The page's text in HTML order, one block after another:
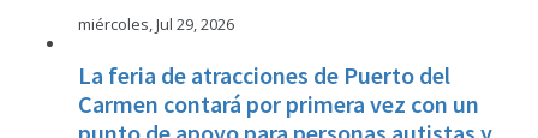
miércoles, Jul 29, 2026
La feria de atracciones de Puerto del
Carmen contará por primera vez con un